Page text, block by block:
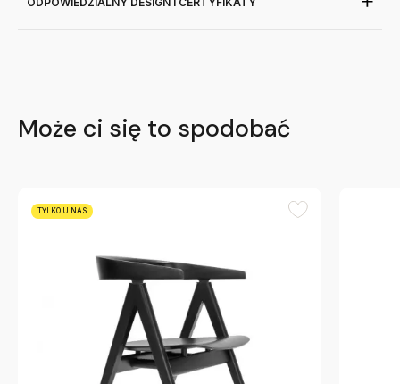
Może ci się to spodobać
TYLKO U NAS